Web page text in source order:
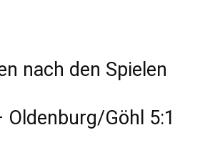
nach den Spielen
Oldenburg/Göhl 5:1